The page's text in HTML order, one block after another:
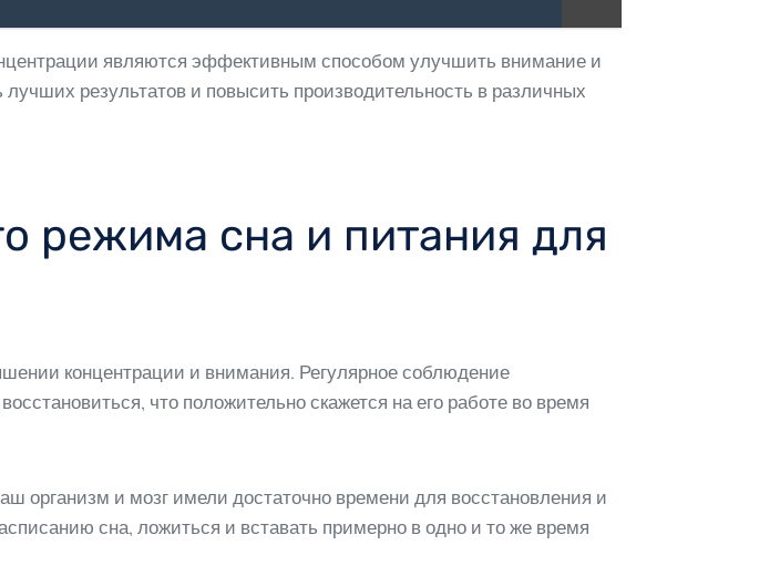
являются эффективным способом улучшить внимание и
результатов и повысить производительность в различных
режима сна и питания для
концентрации и внимания. Регулярное соблюдение
что положительно скажется на его работе во время
организм и мозг имели достаточно времени для восстановления и
сна, ложиться и вставать примерно в одно и то же время